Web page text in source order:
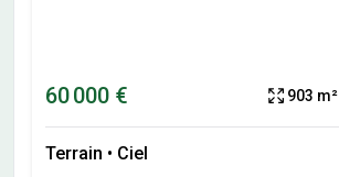
60 000 € 903 m²
Terrain • Ciel